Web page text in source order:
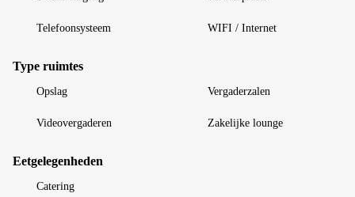
Telefoonsysteem WIFI / Internet
Type ruimtes
Opslag Vergaderzalen
Videovergaderen Zakelijke lounge
Eetgelegenheden
Catering